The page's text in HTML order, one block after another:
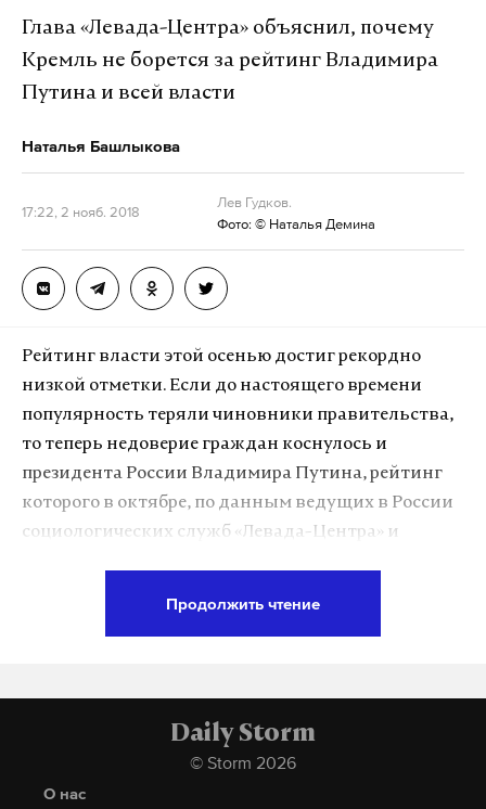
профильными вице-губернаторами и,
соответственно, не направляет никаких
субъекты РФ, не дожидаясь отмашки федералов,
специальные ресурсные центры и даже
разработали видеокурс вежливости.
С чем бороться?
в обращении с гражданами и должностными
лицами» — пусть и не первый, но один из главных
принципов, изложенных в Типовом кодексе этики
и служебного поведения госслужащих РФ. Он был
утвержден в 2010 году. Правда, чем дальше от его
утверждения, тем круче чиновники этот принцип
агрегаторов. И если в некорректности заявления
экс-министра труда Саратовской области
документ перечитать.
Глава «Левада-Центра» объяснил, почему
Кремль не борется за рейтинг Владимира
Путина и всей власти
Наталья Башлыкова
17:22, 2 нояб. 2018
Лев Гудков.
Фото: © Наталья Демина
Рейтинг власти этой осенью достиг рекордно
низкой отметки. Если до настоящего времени
популярность теряли чиновники правительства,
то теперь недоверие граждан коснулось и
президента России Владимира Путина, рейтинг
которого в октябре, по данным ведущих в России
социологических служб «Левада-Центра» и
— Лев Дмитриевич, как Вы объясните такое
глобальное снижение рейтинга власти,
Продолжить чтение
Daily Storm
© Storm 2026
О нас